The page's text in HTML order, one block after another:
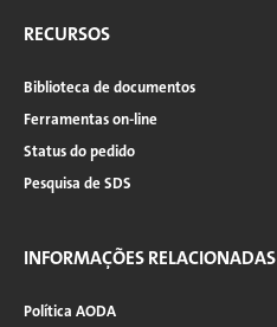
RECURSOS
Biblioteca de documentos
Ferramentas on-line
Status do pedido
Pesquisa de SDS
INFORMAÇÕES RELACIONADAS
Política AODA